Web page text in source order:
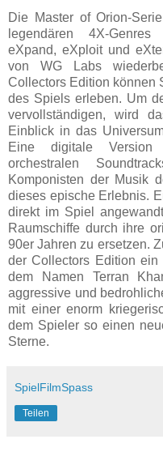
Die Master of Orion-
legendären 4X-
eXpand, eXploit und
von WG Labs
Collectors Edition können
des Spiels erleben. Um
vervollständigen, wird
Einblick in das
Eine digitale Version
orchestralen
Komponisten der Musik
dieses epische Erlebnis.
direkt im Spiel
Raumschiffe durch ihre
90er Jahren zu ersetzen.
der Collectors Edition
dem Namen Terran
aggressive und
mit einer enorm
dem Spieler so einen
Sterne.
SpielFilmSpass
Teilen